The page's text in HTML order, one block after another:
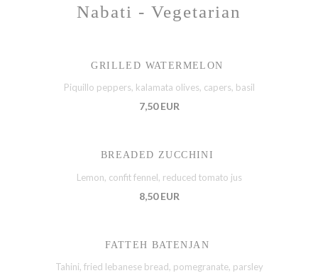
Nabati - Vegetarian
GRILLED WATERMELON
Piquillo peppers, kalamata olives, capers, basil
7,50 EUR
BREADED ZUCCHINI
Lemon, confit fennel, reduced tomato jus
8,50 EUR
FATTEH BATENJAN
Tahini, fried lebanese bread, pomegranate, parsley